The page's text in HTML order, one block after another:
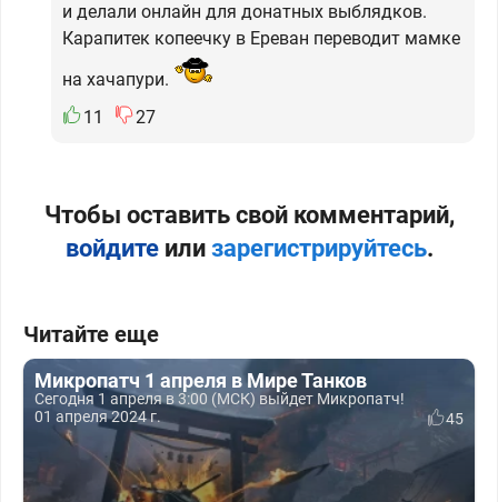
и делали онлайн для донатных выблядков.
Карапитек копеечку в Ереван переводит мамке
на хачапури.
11
27
Чтобы оставить свой комментарий,
войдитеили зарегистрируйтесь.
Читайте еще
Микропатч 1 апреля в Мире Танков
Сегодня 1 апреля в 3:00 (МСК) выйдет Микропатч!
01 апреля 2024 г.
45